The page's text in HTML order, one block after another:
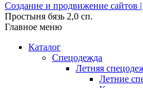
Создание и продвижение сайтов |
Простыня бязь 2,0 сп.
Главное меню
Каталог
Спецодежда
Летняя
Летние